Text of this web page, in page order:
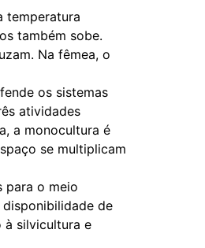
temperatura
também sobe.
Na fêmea, o
os sistemas
atividades
a monocultura é
se multiplicam
para o meio
de
à silvicultura e